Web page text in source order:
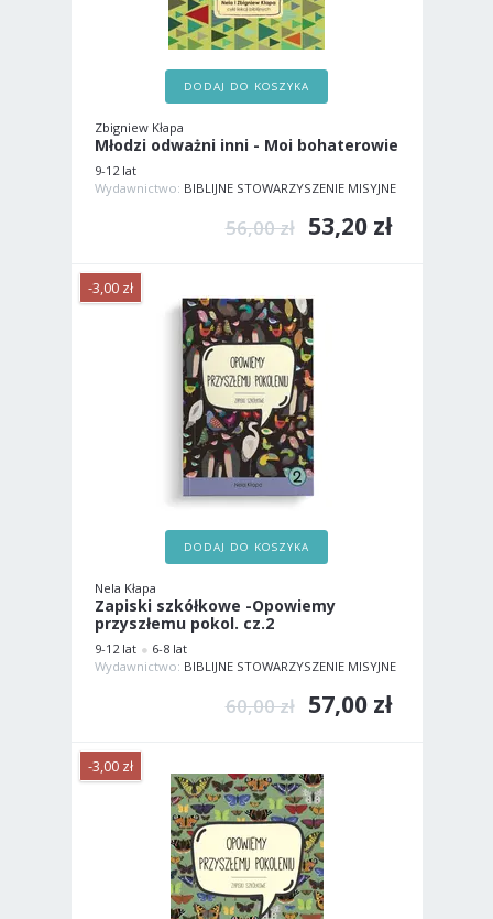
DODAJ DO KOSZYKA
Zbigniew Kłapa
Młodzi odważni inni - Moi bohaterowie
9-12 lat
Wydawnictwo: BIBLIJNE STOWARZYSZENIE MISYJNE
56,00 zł 53,20 zł
-3,00 zł
DODAJ DO KOSZYKA
Nela Kłapa
Zapiski szkółkowe -Opowiemy
przyszłemu pokol. cz.2
9-12 lat
6-8 lat
Wydawnictwo: BIBLIJNE STOWARZYSZENIE MISYJNE
60,00 zł 57,00 zł
-3,00 zł